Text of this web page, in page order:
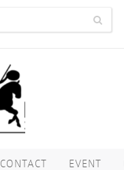
CONTACT EVENT